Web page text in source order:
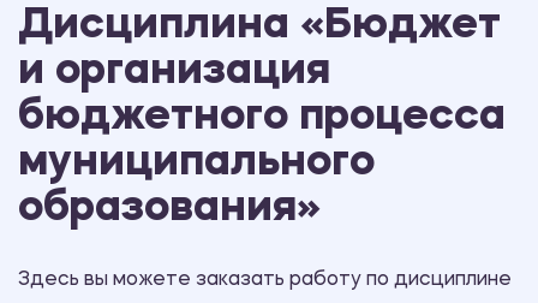
Дисциплина «Бюджет
и организация
бюджетного процесса
муниципального
образования»
Здесь вы можете заказать работу по дисциплине